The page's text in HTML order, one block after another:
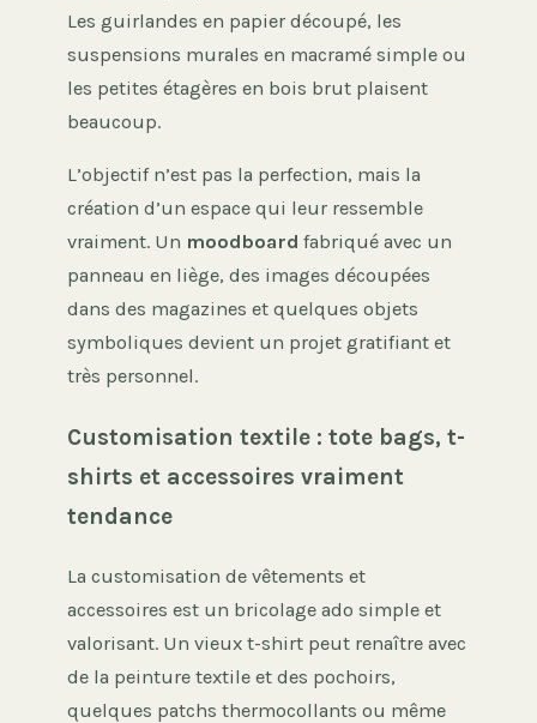
Les guirlandes en papier découpé, les
suspensions murales en macramé simple ou
les petites étagères en bois brut plaisent
beaucoup.
L’objectif n’est pas la perfection, mais la
création d’un espace qui leur ressemble
vraiment. Un moodboard fabriqué avec un
panneau en liège, des images découpées
dans des magazines et quelques objets
symboliques devient un projet gratifiant et
très personnel.
Customisation textile : tote bags, t-
shirts et accessoires vraiment
tendance
La customisation de vêtements et
accessoires est un bricolage ado simple et
valorisant. Un vieux t-shirt peut renaître avec
de la peinture textile et des pochoirs,
quelques patchs thermocollants ou même